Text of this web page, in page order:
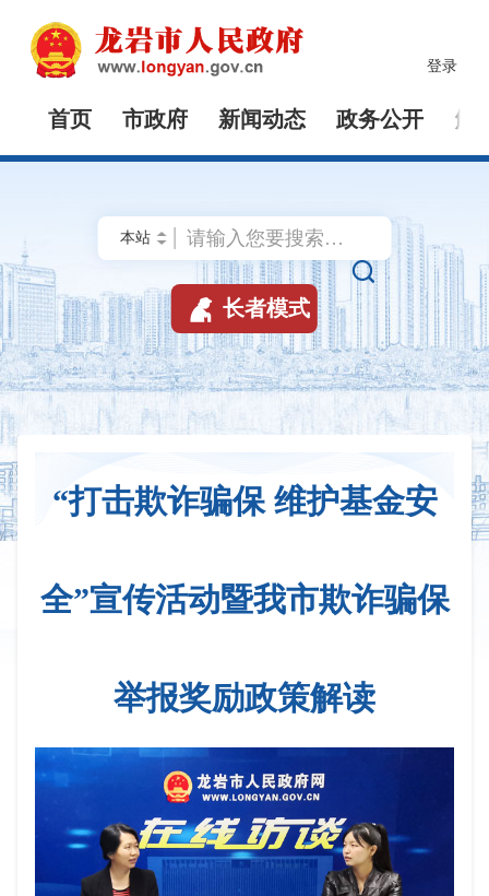
登录
首页 市政府 新闻动态 政务公开 解

 长者模式
“打击欺诈骗保 维护基金安
全”宣传活动暨我市欺诈骗保
举报奖励政策解读